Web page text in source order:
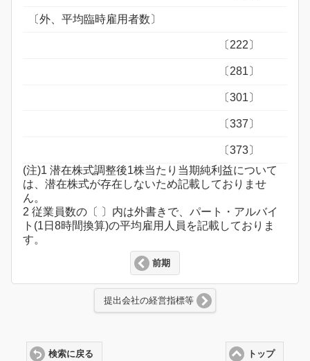
〔外、平均臨時雇用者数〕
〔222〕
〔281〕
〔301〕
〔337〕
〔373〕
(注)1 潜在株式調整後1株当たり当期純利益について
は、潜在株式が存在しないため記載しておりませ
ん。
2 従業員数の〔 〕内は外書きで、パート・アルバイ
ト(1日8時間換算)の平均雇用人員を記載しておりま
す。
前期
提出会社の経営指標等
トップ
検索に戻る